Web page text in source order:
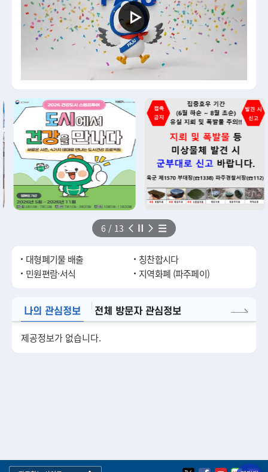
7 / 13
대형폐기물 배출
칭찬합시다
민원편람·서식
지역화폐 (파주페이)
나의 관심정보 전체 방문자 관심정보
제공정보가 없습니다.